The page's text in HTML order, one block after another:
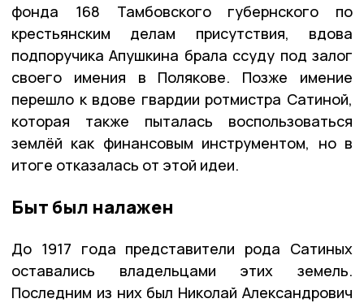
фонда 168 Тамбовского губернского по
крестьянским делам присутствия, вдова
подпоручика Апушкина брала ссуду под залог
своего имения в Полякове. Позже имение
перешло к вдове гвардии ротмистра Сатиной,
которая также пыталась воспользоваться
землёй как финансовым инструментом, но в
итоге отказалась от этой идеи.
Быт был налажен
До 1917 года представители рода Сатиных
оставались владельцами этих земель.
Последним из них был Николай Александрович